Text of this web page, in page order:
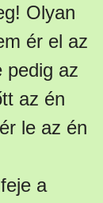
Olyan
ér el az
pedig az
az én
le az én
a